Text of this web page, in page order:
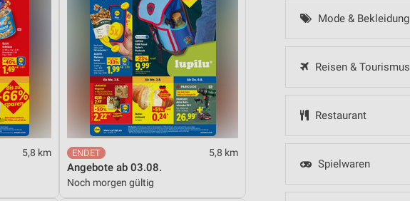
Mode & Bekleidung
Reisen & Tourismus
Restaurant
Spielwaren
5,8 km 5,8 km
Angebote ab 03.08.
Noch morgen gültig